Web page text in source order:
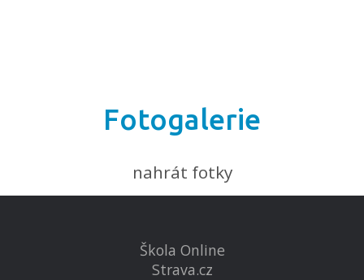
Fotogalerie
nahrát fotky
Škola Online
Strava.cz